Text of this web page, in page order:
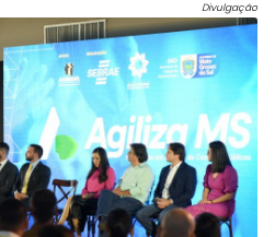
Divulgação